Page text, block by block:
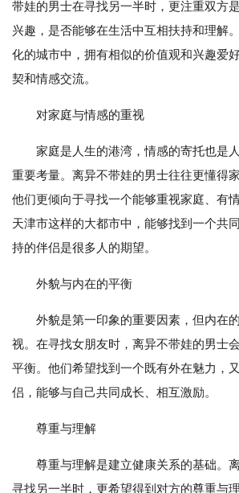
带娃的男士在寻找另一半时，更注重双方
兴趣，是否能够在生活中互相扶持和理解
化的城市中，拥有相似的价值观和兴趣爱
契和情感交流。
对家庭与情感的重视
家庭是人生的港湾，情感的寄托也是
重要考量。离异不带娃的男士往往更懂得
他们更倾向于寻找一个能够重视家庭、有
天津市这样的大都市中，能够找到一个共
持的伴侣是很多人的期望。
外貌与内在的平衡
外貌是第一印象的重要因素，但内在
视。在寻找女朋友时，离异不带娃的男士
平衡。他们希望找到一个既有外在魅力，
侣，能够与自己共同成长、相互激励。
尊重与理解
尊重与理解是建立健康关系的基础。
寻找另一半时，更希望得到对方的尊重与